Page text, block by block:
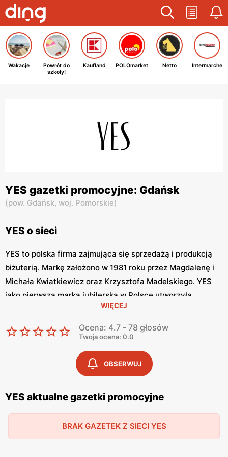
Wakacje
Powrót do
szkoły!
Kaufland POLOmarket Netto Intermarche
YES gazetki promocyjne: Gdańsk
(pow. Gdańsk, woj. Pomorskie)
YES o sieci
YES to polska firma zajmująca się sprzedażą i produkcją
biżuterią. Markę założono w 1981 roku przez Magdalenę i
Michała Kwiatkiewicz oraz Krzysztofa Madelskiego. YES
jako pierwsza marka jubilerska w Polsce utworzyła
sprzedaż internetową oraz media społecznościowe.
Biżuterie YES tworzy zespół projektantów firmy oraz
zaproszeni artyści i projektanci.
YES – z myślą o miłośnikach biżuterii
oryginalnością. Projektanci marki tworzą swoje produkty z
myślą o kobietach, nakreślając ich wewnętrzny blask. W
ofercie sklepu znajdziemy obrączki, pierścionki, kolczyki,
naszyjnik, diamenty z certyfikatami oraz charmsy.
WIĘCEJ
Ocena: 4.7 - 78 głosów
Twoja ocena: 0.0
OBSERWUJ
YES aktualne gazetki promocyjne
BRAK GAZETEK Z SIECI YES